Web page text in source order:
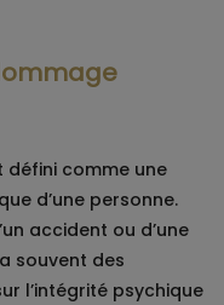
défini comme une
d’une personne.
accident ou d’une
souvent des
l’intégrité psychique